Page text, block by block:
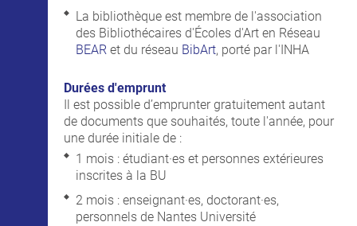
La bibliothèque est membre de l'association
des Bibliothécaires d'Écoles d'Art en Réseau
BEAR et du réseau BibArt, porté par l'INHA
Durées d'emprunt
Il est possible d’emprunter gratuitement autant
de documents que souhaités, toute l'année, pour
une durée initiale de :
1 mois : étudiant·es et personnes extérieures
inscrites à la BU
2 mois : enseignant·es, doctorant·es,
personnels de Nantes Université